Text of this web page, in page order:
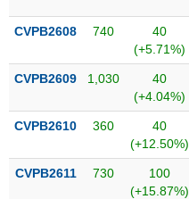
mới
yết
sung
niêm
yết
CVPB2608 740
40
(+5.71%)
CVPB2609 1,030
40
(+4.04%)
CVPB2610 360
40
(+12.50%)
CVPB2611 730
100
(+15.87%)
PHÁI
TRÁI